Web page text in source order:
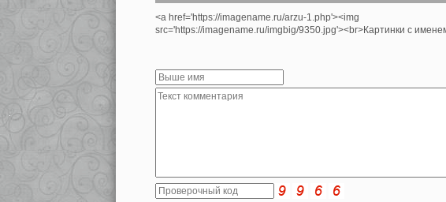
<a href='https://imagename.ru/arzu-1.php'><img
src='https://imagename.ru/imgbig/9350.jpg'><br>Картинки с